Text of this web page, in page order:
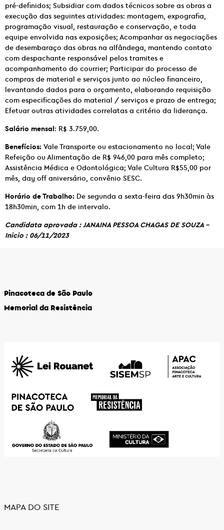
pré-definidos; Subsidiar com dados técnicos sobre as obras a
execução das seguintes atividades: montagem, expografia,
programação visual, restauração e conservação, e toda
equipe envolvida nas exposições; Acompanhar as negociações
de desembaraço das obras na alfândega, mantendo contato
com despachante responsável pelos tramites e
acompanhamento do courrier; Participar do processo de
compras de material e serviços junto ao núcleo financeiro,
levantando dados para o orçamento, elaborando requisição
com especificações do material / serviços e prazo de entrega;
Efetuar outras atividades correlatas a critério da liderança.
Salário mensal: R$ 3.759,00.
Benefícios: Vale Transporte ou estacionamento no local; Vale
Refeição ou Alimentação de R$ 946,00 para mês completo;
Assistência Médica e Odontológica; Vale Cultura R$55,00 por
mês, day off aniversário, convênio SESC.
Horário de Trabalho: De segunda a sexta-feira das 9h30min às
18h30min, com 1h de intervalo.
Candidata aprovada : JANAINA PESSOA CHAGAS DE SOUZA –
Inicio : 06/11/2023
Pinacoteca de São Paulo
Memorial da Resistência
MAPA DO SITE